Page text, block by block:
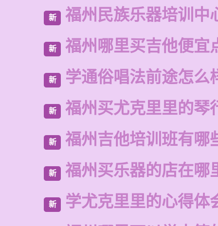
新 福州民族乐器培训中
新 福州哪里买吉他便宜
新 学通俗唱法前途怎么
新 福州买尤克里里的琴
新 福州吉他培训班有哪
新 福州买乐器的店在哪
新 学尤克里里的心得体